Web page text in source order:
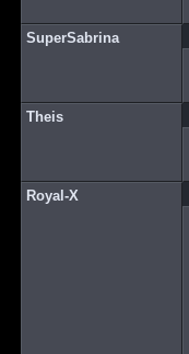
SuperSabrina
Theis
Royal-X